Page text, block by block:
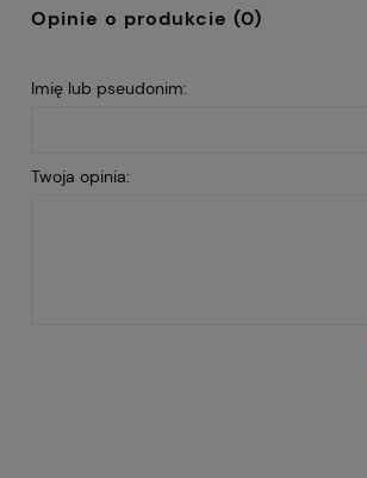
Opinie o produkcie (0)
Imię lub pseudonim:
Twoja opinia: